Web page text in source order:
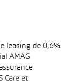
leasing de 0,6%
AMAG
Care et